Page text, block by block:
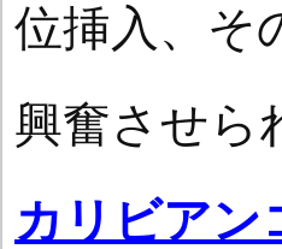
位挿入、そ
興奮させら
カリビアン